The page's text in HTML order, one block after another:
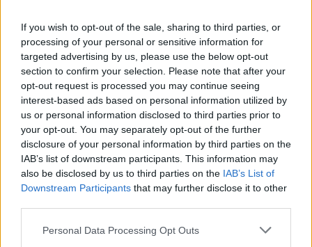
If you wish to opt-out of the sale, sharing to third parties, or
processing of your personal or sensitive information for
targeted advertising by us, please use the below opt-out
section to confirm your selection. Please note that after your
opt-out request is processed you may continue seeing
interest-based ads based on personal information utilized by
us or personal information disclosed to third parties prior to
your opt-out. You may separately opt-out of the further
disclosure of your personal information by third parties on the
IAB’s list of downstream participants. This information may
also be disclosed by us to third parties on the IAB’s List of
Downstream Participants that may further disclose it to other
Please note that this website/app uses one or more Google
Personal Data Processing Opt Outs
Cómo la política internacional de Trump
está cambiando las posturas de sus
seguidores más cercanos
La política exterior de Donald Trump, especialmente en…
POLÍTICA